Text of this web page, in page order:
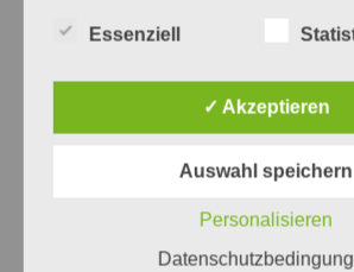
Essenziell
✓ Akzeptieren
Auswahl speichern
Personalisieren